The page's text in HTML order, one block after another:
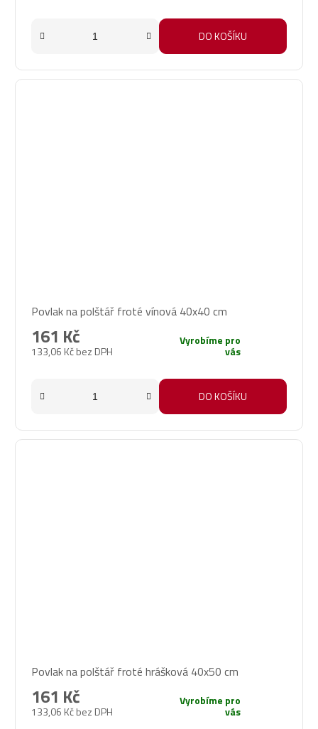
DO KOŠÍKU
Povlak na polštář froté vínová 40x40 cm
133,06 Kč bez DPH
161 Kč Vyrobíme pro
vás
DO KOŠÍKU
Povlak na polštář froté hrášková 40x50 cm
133,06 Kč bez DPH
161 Kč Vyrobíme pro
vás